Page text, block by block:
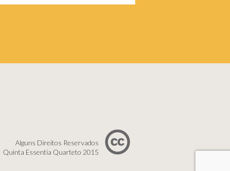
Alguns Direitos Reservados
Quinta Essentia Quarteto 2015